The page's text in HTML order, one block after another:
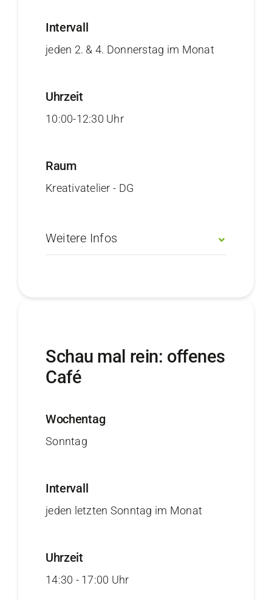
Intervall
jeden 2. & 4. Donnerstag im Monat
Uhrzeit
10:00-12:30 Uhr
Raum
Kreativatelier - DG
Weitere Infos
Schau mal rein: offenes
Café
Wochentag
Sonntag
Intervall
jeden letzten Sonntag im Monat
Uhrzeit
14:30 - 17:00 Uhr